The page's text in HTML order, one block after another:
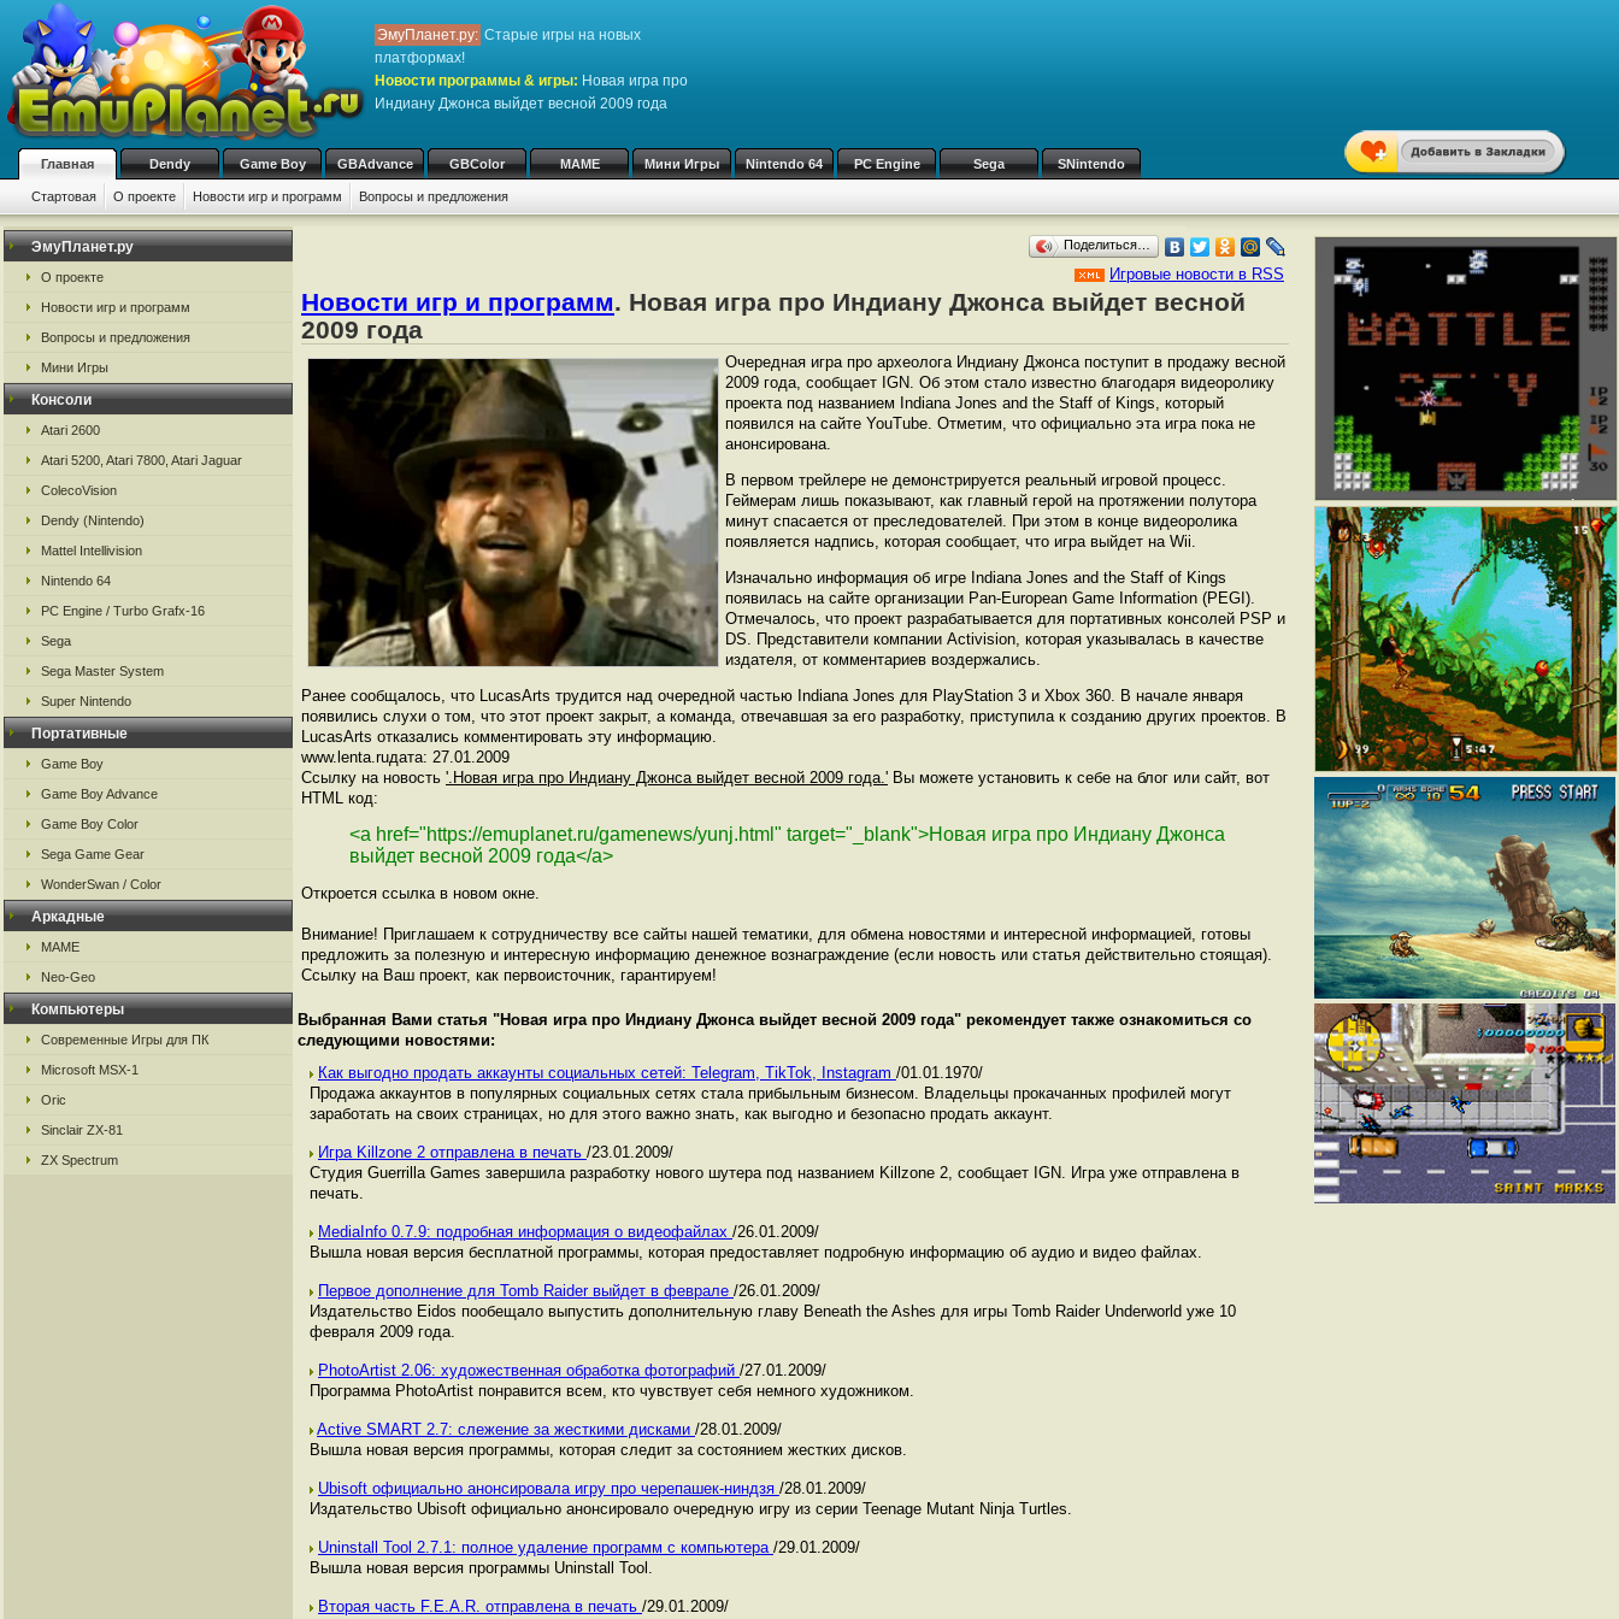
ЭмуПланет.ру: Старые игры на новых
платформах!
Новости программы & игры: Новая игра про
Индиану Джонса выйдет весной 2009 года
Главная Dendy Game Boy GBAdvance GBColor MAME Мини Игры Nintendo 64 PC Engine Sega SNintendo
Стартовая О проекте Новости игр и программ Вопросы и предложения
ЭмуПланет.ру
О проекте
Новости игр и программ
Вопросы и предложения
Мини Игры
Консоли
Atari 2600
Atari 5200, Atari 7800, Atari Jaguar
ColecoVision
Dendy (Nintendo)
Mattel Intellivision
Nintendo 64
PC Engine / Turbo Grafx-16
Sega
Sega Master System
Super Nintendo
Портативные
Game Boy
Game Boy Advance
Game Boy Color
Sega Game Gear
WonderSwan / Color
Аркадные
MAME
Neo-Geo
Компьютеры
Современные Игры для ПК
Microsoft MSX-1
Oric
Sinclair ZX-81
ZX Spectrum
Поделиться…
Игровые новости в RSS
Новости игр и программ. Новая игра про Индиану Джонса выйдет весной
2009 года
Очередная игра про археолога Индиану Джонса поступит в продажу весной
2009 года, сообщает IGN. Об этом стало известно благодаря видеоролику
проекта под названием Indiana Jones and the Staff of Kings, который
появился на сайте YouTube. Отметим, что официально эта игра пока не
анонсирована.
В первом трейлере не демонстрируется реальный игровой процесс.
Геймерам лишь показывают, как главный герой на протяжении полутора
минут спасается от преследователей. При этом в конце видеоролика
появляется надпись, которая сообщает, что игра выйдет на Wii.
Изначально информация об игре Indiana Jones and the Staff of Kings
появилась на сайте организации Pan-European Game Information (PEGI).
Отмечалось, что проект разрабатывается для портативных консолей PSP и
DS. Представители компании Activision, которая указывалась в качестве
издателя, от комментариев воздержались.
Ранее сообщалось, что LucasArts трудится над очередной частью Indiana Jones для PlayStation 3 и Xbox 360. В начале января
появились слухи о том, что этот проект закрыт, а команда, отвечавшая за его разработку, приступила к созданию других проектов. В
LucasArts отказались комментировать эту информацию.
www.lenta.ruдата: 27.01.2009
Ссылку на новость '.Новая игра про Индиану Джонса выйдет весной 2009 года.' Вы можете установить к себе на блог или сайт, вот
HTML код:
<a href="https://emuplanet.ru/gamenews/yunj.html" target="_blank">Новая игра про Индиану Джонса
выйдет весной 2009 года</a>
Откроется ссылка в новом окне.
Внимание! Приглашаем к сотрудничеству все сайты нашей тематики, для обмена новостями и интересной информацией, готовы
предложить за полезную и интересную информацию денежное вознаграждение (если новость или статья действительно стоящая).
Ссылку на Ваш проект, как первоисточник, гарантируем!
Выбранная Вами статья "Новая игра про Индиану Джонса выйдет весной 2009 года" рекомендует также ознакомиться со
следующими новостями:
Как выгодно продать аккаунты социальных сетей: Telegram, TikTok, Instagram /01.01.1970/
Продажа аккаунтов в популярных социальных сетях стала прибыльным бизнесом. Владельцы прокачанных профилей могут
заработать на своих страницах, но для этого важно знать, как выгодно и безопасно продать аккаунт.
Игра Killzone 2 отправлена в печать /23.01.2009/
Студия Guerrilla Games завершила разработку нового шутера под названием Killzone 2, сообщает IGN. Игра уже отправлена в
печать.
MediaInfo 0.7.9: подробная информация о видеофайлах /26.01.2009/
Вышла новая версия бесплатной программы, которая предоставляет подробную информацию об аудио и видео файлах.
Первое дополнение для Tomb Raider выйдет в феврале /26.01.2009/
Издательство Eidos пообещало выпустить дополнительную главу Beneath the Ashes для игры Tomb Raider Underworld уже 10
февраля 2009 года.
PhotoArtist 2.06: художественная обработка фотографий /27.01.2009/
Программа PhotoArtist понравится всем, кто чувствует себя немного художником.
Active SMART 2.7: слежение за жесткими дисками /28.01.2009/
Вышла новая версия программы, которая следит за состоянием жестких дисков.
Ubisoft официально анонсировала игру про черепашек-ниндзя /28.01.2009/
Издательство Ubisoft официально анонсировало очередную игру из серии Teenage Mutant Ninja Turtles.
Uninstall Tool 2.7.1: полное удаление программ с компьютера /29.01.2009/
Вышла новая версия программы Uninstall Tool.
Вторая часть F.E.A.R. отправлена в печать /29.01.2009/